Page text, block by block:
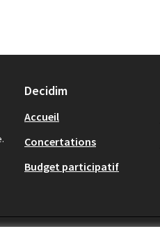
Decidim
Accueil
Concertations
Budget participatif